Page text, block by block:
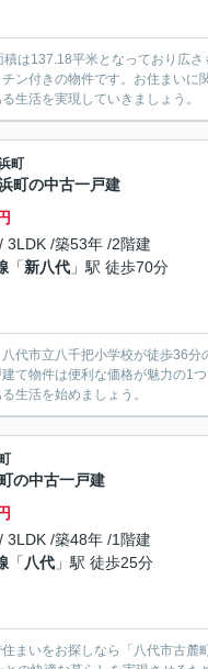
は137.18平米となっており広
ン付きの物件です。お住まい
生活を実現していきましょう。
町
町の中古一戸建
3LDK /築53年 /2階建
「新八代 」駅 徒歩70分
代市立八千把小学校が徒歩36
て物件は便利な価格が魅力の1
生活を始めましょう。
の中古一戸建
3LDK /築48年 /1階建
「 八代 」駅 徒歩25分
まいをお探しなら「八代市古